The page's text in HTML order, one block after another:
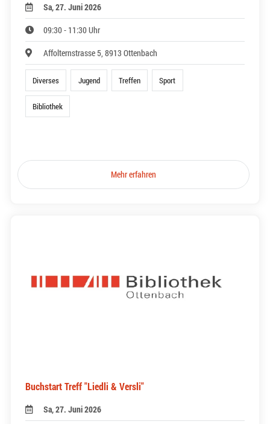
Sa, 27. Juni 2026
09:30 - 11:30 Uhr
Affolternstrasse 5, 8913 Ottenbach
Diverses Jugend Treffen Sport
Bibliothek
Mehr erfahren
Buchstart Treff "Liedli & Versli"
Sa, 27. Juni 2026